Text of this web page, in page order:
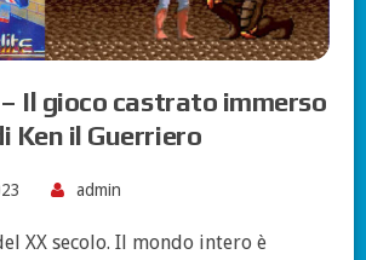
Il gioco castrato immerso
Ken il Guerriero
admin
XX secolo. Il mondo intero è